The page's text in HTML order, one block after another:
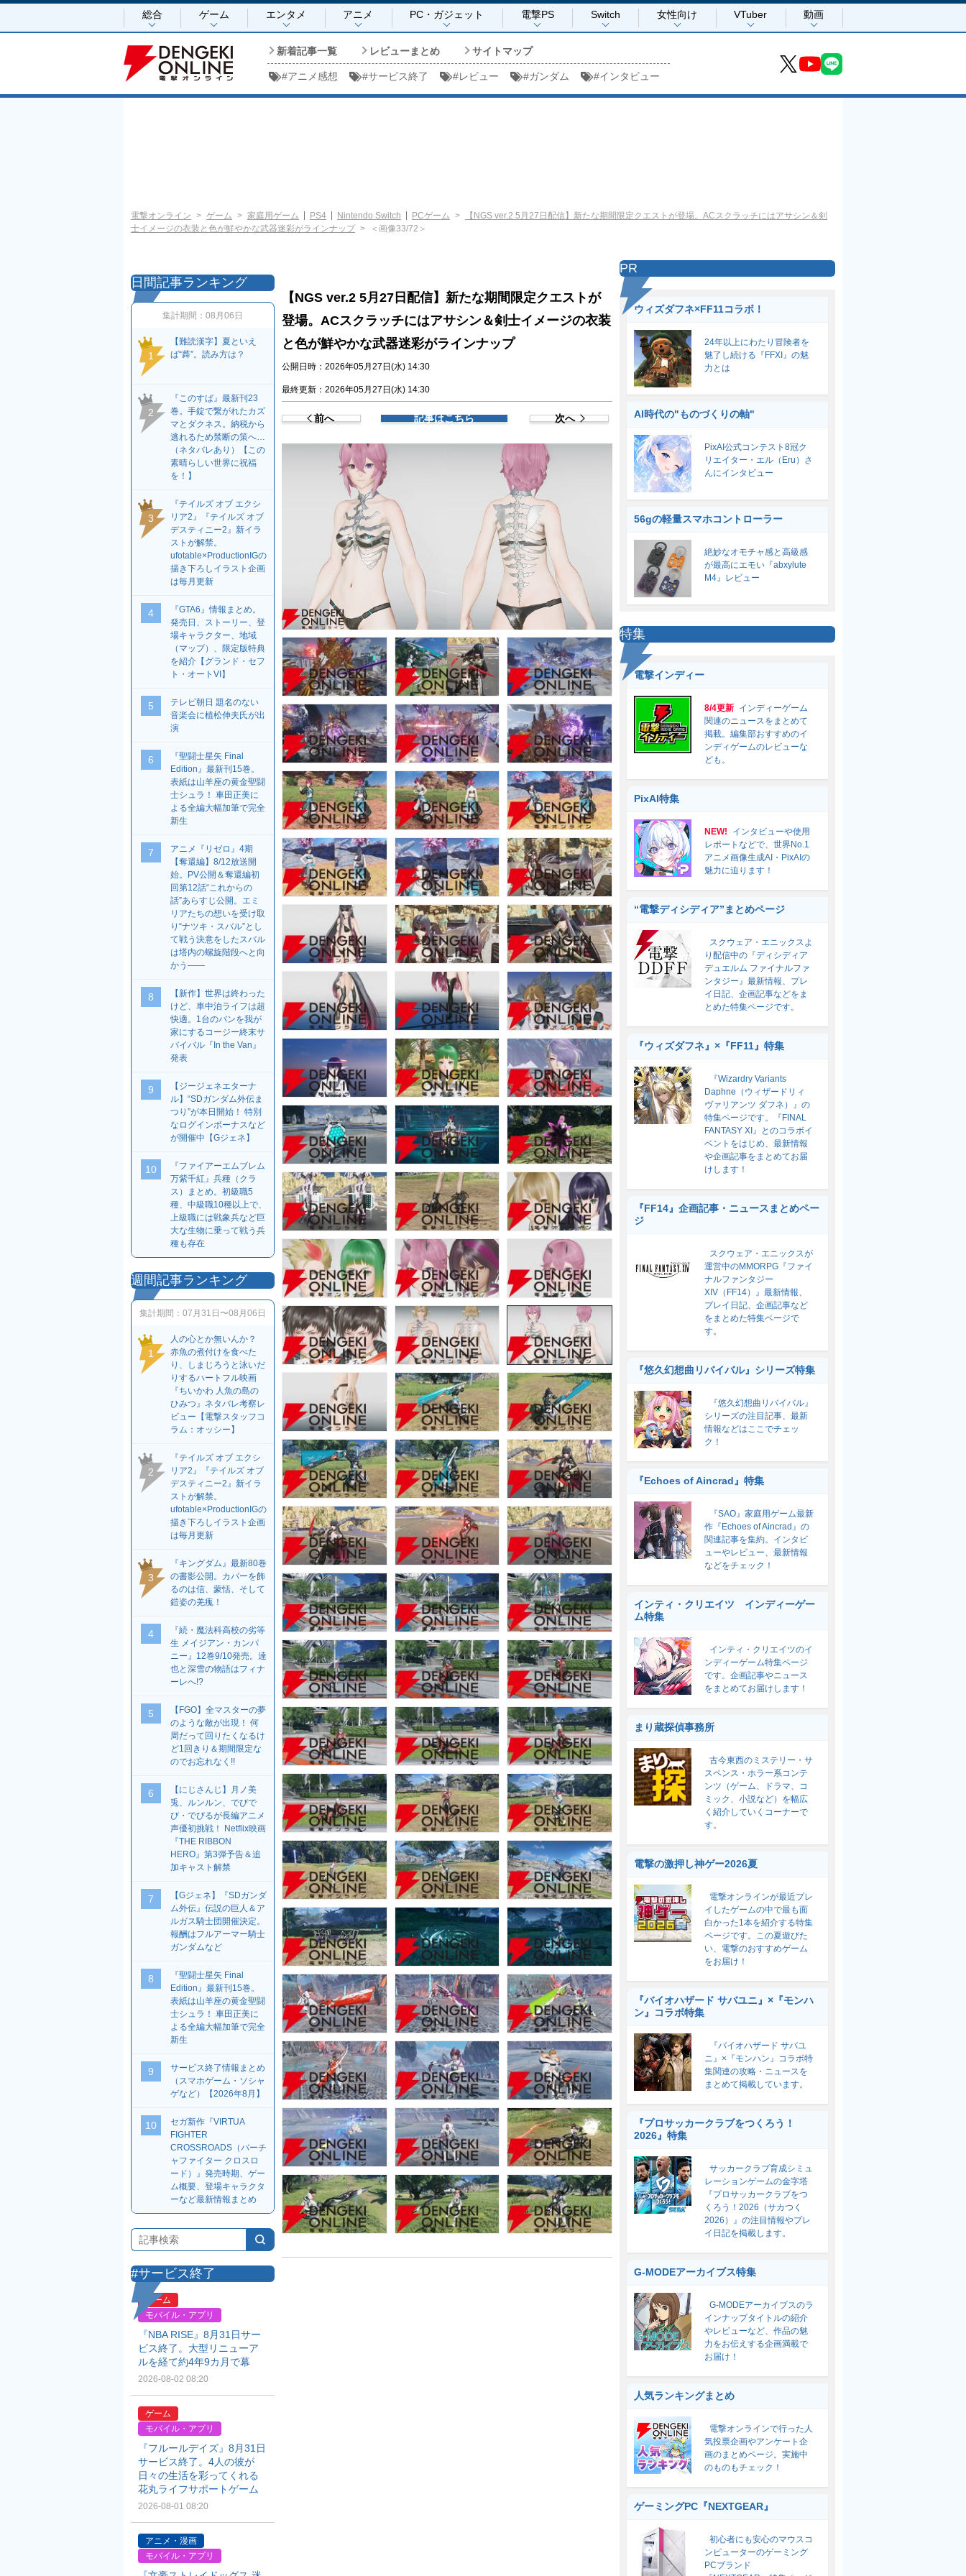
総合 ゲーム エンタメ アニメ PC・ガジェット 電撃PS Switch 女性向け VTuber 動画
新着記事一覧 レビューまとめ サイトマップ
#アニメ感想 #サービス終了 #レビュー #ガンダム #インタビュー
電撃オンライン ゲーム 家庭用ゲーム PS4 Nintendo Switch PCゲーム
【NGS ver.2 5月27日配信】新たな期間限定クエストが登場。ACスクラッチにはアサシン＆剣
士イメージの衣装と色が鮮やかな武器迷彩がラインナップ
＜画像33/72＞
【NGS ver.2 5月27日配信】新たな期間限定クエストが
登場。ACスクラッチにはアサシン＆剣士イメージの衣装
と色が鮮やかな武器迷彩がラインナップ
公開日時：2026年05月27日(水) 14:30
最終更新：2026年05月27日(水) 14:30
前へ 記事はこちら 次へ
日間記事ランキング
集計期間： 08月06日
1
【難読漢字】夏といえ
ば“蕣”。読み方は？
2
『このすば』最新刊23
巻。手錠で繋がれたカズ
マとダクネス。納税から
逃れるため禁断の策へ…
（ネタバレあり）【この
素晴らしい世界に祝福
を！】
3
『テイルズ オブ エクシ
リア2』『テイルズ オブ
デスティニー2』新イラ
ストが解禁。
ufotable×ProductionIGの
描き下ろしイラスト企画
は毎月更新
4
『GTA6』情報まとめ。
発売日、ストーリー、登
場キャラクター、地域
（マップ）、限定版特典
を紹介【グランド・セフ
ト・オートVI】
5
テレビ朝日 題名のない
音楽会に植松伸夫氏が出
演
6
『聖闘士星矢 Final
Edition』最新刊15巻。
表紙は山羊座の黄金聖闘
士シュラ！ 車田正美に
よる全編大幅加筆で完全
新生
7
アニメ『リゼロ』4期
【奪還編】8/12放送開
始。PV公開＆奪還編初
回第12話“これからの
話”あらすじ公開。エミ
リアたちの想いを受け取
り“ナツキ・スバル”とし
て戦う決意をしたスバル
は塔内の螺旋階段へと向
かう――
8
【新作】世界は終わった
けど、車中泊ライフは超
快適。1台のバンを我が
家にするコージー終末サ
バイバル『In the Van』
発表
9
【ジージェネエターナ
ル】“SDガンダム外伝ま
つり”が本日開始！ 特別
なログインボーナスなど
が開催中【Gジェネ】
10
『ファイアーエムブレム
万紫千紅』兵種（クラ
ス）まとめ。初級職5
種、中級職10種以上で、
上級職には戦象兵など巨
大な生物に乗って戦う兵
種も存在
週間記事ランキング
集計期間： 07月31日〜08月06日
1
人の心とか無いんか？
赤魚の煮付けを食べた
り、しまじろうと泳いだ
りするハートフル映画
『ちいかわ 人魚の島の
ひみつ』ネタバレ考察レ
ビュー【電撃スタッフコ
ラム：オッシー】
2
『テイルズ オブ エクシ
リア2』『テイルズ オブ
デスティニー2』新イラ
ストが解禁。
ufotable×ProductionIGの
描き下ろしイラスト企画
は毎月更新
3
『キングダム』最新80巻
の書影公開。カバーを飾
るのは信、蒙恬、そして
鎧姿の羌瘣！
4
『続・魔法科高校の劣等
生 メイジアン・カンパ
ニー』12巻9/10発売。達
也と深雪の物語はフィナ
ーレへ!?
5
【FGO】全マスターの夢
のような敵が出現！ 何
周だって回りたくなるけ
ど1回きり＆期間限定な
のでお忘れなく!!
6
【にじさんじ】月ノ美
兎、ルンルン、でびで
び・でびるが長編アニメ
声優初挑戦！ Netflix映画
『THE RIBBON
HERO』第3弾予告＆追
加キャスト解禁
7
【Gジェネ】『SDガンダ
ム外伝』伝説の巨人＆ア
ルガス騎士団開催決定。
報酬はフルアーマー騎士
ガンダムなど
8
『聖闘士星矢 Final
Edition』最新刊15巻。
表紙は山羊座の黄金聖闘
士シュラ！ 車田正美に
よる全編大幅加筆で完全
新生
9
サービス終了情報まとめ
（スマホゲーム・ソシャ
ゲなど）【2026年8月】
10
セガ新作『VIRTUA
FIGHTER
CROSSROADS（バーチ
ャファイター クロスロ
ード）』発売時期、ゲー
ム概要、登場キャラクタ
ーなど最新情報まとめ
#サービス終了
ゲーム
モバイル・アプリ
『NBA RISE』8月31日サー
ビス終了。大型リニューア
ルを経て約4年9カ月で幕
2026-08-02 08:20
ゲーム
モバイル・アプリ
『フルールデイズ』8月31日
サービス終了。4人の彼が
日々の生活を彩ってくれる
花丸ライフサポートゲーム
2026-08-01 08:20
アニメ・漫画
モバイル・アプリ
PR
ウィズダフネ×FF11コラボ！
24年以上にわたり冒険者を
魅了し続ける『FFXI』の魅
力とは
AI時代の"ものづくりの軸"
PixAI公式コンテスト8冠ク
リエイター・エル（Eru）さ
んにインタビュー
56gの軽量スマホコントローラー
絶妙なオモチャ感と高級感
が最高にエモい『abxylute
M4』レビュー
特集
電撃インディー
8/4更新 インディーゲーム
関連のニュースをまとめて
掲載。編集部おすすめのイ
ンディゲームのレビューな
ども。
PixAI特集
NEW!
インタビューや使用
レポートなどで、世界No.1
アニメ画像生成AI・PixAIの
魅力に迫ります！
“電撃ディシディア”まとめページ
スクウェア・エニックスよ
り配信中の『ディシディア
デュエルム ファイナルファ
ンタジー』最新情報、プレ
イ日記、企画記事などをま
とめた特集ページです。
『ウィズダフネ』×『FF11』特集
『Wizardry Variants
Daphne（ウィザードリィ
ヴァリアンツ ダフネ）』の
特集ページです。『FINAL
FANTASY XI』とのコラボイ
ベントをはじめ、最新情報
や企画記事をまとめてお届
けします！
『FF14』企画記事・ニュースまとめペー
ジ
スクウェア・エニックスが
運営中のMMORPG『ファイ
ナルファンタジー
XIV（FF14）』最新情報、
プレイ日記、企画記事など
をまとめた特集ページで
す。
『悠久幻想曲リバイバル』シリーズ特集
『悠久幻想曲リバイバル』
シリーズの注目記事、最新
情報などはここでチェッ
ク！
『Echoes of Aincrad』特集
『SAO』家庭用ゲーム最新
作『Echoes of Aincrad』の
関連記事を集約。インタビ
ューやレビュー、最新情報
などをチェック！
インティ・クリエイツ インディーゲー
ム特集
インティ・クリエイツのイ
ンディーゲーム特集ページ
です。企画記事やニュース
をまとめてお届けします！
まり蔵探偵事務所
古今東西のミステリー・サ
スペンス・ホラー系コンテ
ンツ（ゲーム、ドラマ、コ
ミック、小説など）を幅広
く紹介していくコーナーで
す。
電撃の激押し神ゲー2026夏
電撃オンラインが最近プレ
イしたゲームの中で最も面
白かった1本を紹介する特集
ページです。この夏遊びた
い、電撃のおすすめゲーム
をお届け！
『バイオハザード サバユニ』×『モンハ
ン』コラボ特集
『バイオハザード サバユ
ニ』×『モンハン』コラボ特
集関連の攻略・ニュースを
まとめて掲載しています。
『プロサッカークラブをつくろう！
2026』特集
サッカークラブ育成シミュ
レーションゲームの金字塔
『プロサッカークラブをつ
くろう！2026（サカつく
2026）』の注目情報やプレ
イ日記を掲載します。
G-MODEアーカイブス特集
G-MODEアーカイブスのラ
インナップタイトルの紹介
やレビューなど、作品の魅
力をお伝えする企画満載で
お届け！
人気ランキングまとめ
電撃オンラインで行った人
気投票企画やアンケート企
画のまとめページ。実施中
のものもチェック！
ゲーミングPC『NEXTGEAR』
初心者にも安心のマウスコ
ンピューターのゲーミング
PCブランド